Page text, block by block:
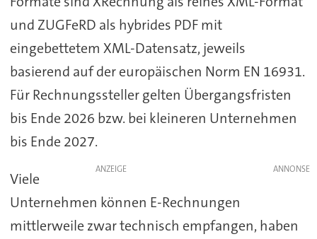
und ZUGFeRD als hybrides PDF mit
eingebettetem XML-Datensatz, jeweils
basierend auf der europäischen Norm EN 16931.
Für Rechnungssteller gelten Übergangsfristen
bis Ende 2026 bzw. bei kleineren Unternehmen
bis Ende 2027.
ANZEIGE
Viele
Unternehmen können E-Rechnungen
mittlerweile zwar technisch empfangen, haben